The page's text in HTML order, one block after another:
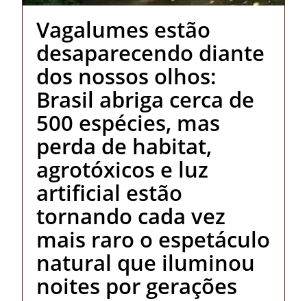
Vagalumes estão
desaparecendo diante
dos nossos olhos:
Brasil abriga cerca de
500 espécies, mas
perda de habitat,
agrotóxicos e luz
artificial estão
tornando cada vez
mais raro o espetáculo
natural que iluminou
noites por gerações